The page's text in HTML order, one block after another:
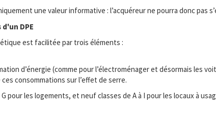
une valeur informative : l’acquéreur ne pourra donc pas
DPE
est facilitée par trois éléments :
d’énergie (comme pour l’électroménager et désormais les
consommations sur l’effet de serre.
pour les logements, et neuf classes de A à I pour les locaux à